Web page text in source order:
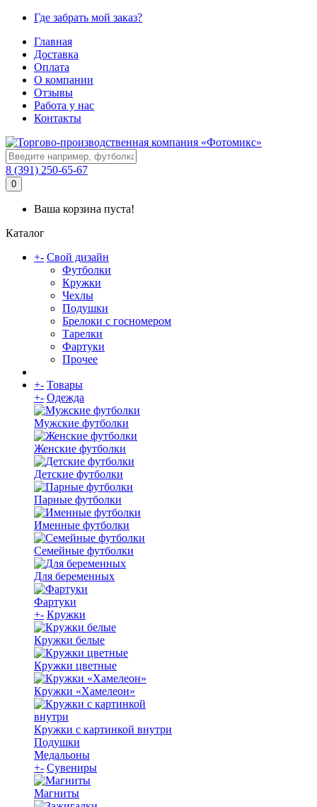
Где забрать мой заказ?
Главная
Доставка
Оплата
О компании
Отзывы
Работа у нас
Контакты
8 (391) 250-65-67
0
Ваша корзина пуста!
Каталог
+- Свой дизайн
Футболки
Кружки
Чехлы
Подушки
Брелоки с госномером
Тарелки
Фартуки
Прочее
+- Товары
+- Одежда
Мужские футболки
Женские футболки
Детские футболки
Парные футболки
Именные футболки
Семейные футболки
Для беременных
Фартуки
+- Кружки
Кружки белые
Кружки цветные
Кружки «Хамелеон»
Кружки с картинкой внутри
Подушки
Медальоны
+- Сувениры
Магниты